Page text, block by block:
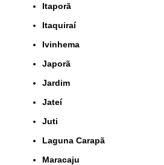
Itaporã
Itaquiraí
Ivinhema
Japorã
Jardim
Jateí
Juti
Laguna Carapã
Maracaju